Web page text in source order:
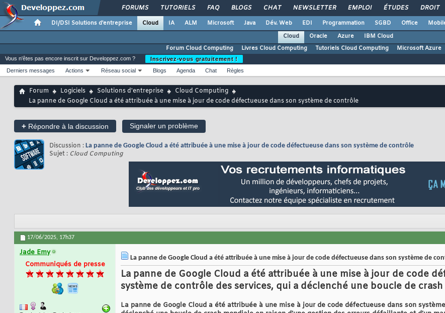
FORUMS TUTORIELS FAQ BLOGS CHAT NEWSLETTER EMPLOI ÉTUDES DROIT
DI/DSI Solutions d'entreprise Cloud IA ALM Microsoft Java Dév. Web EDI Programmation SGBD Office
Cloud
Oracle Azure
IBM Cloud
Forum Cloud Computing
Livres Cloud Computing Tutoriels Cloud Computing Microsoft Azure
Vous n'êtes pas encore inscrit sur Developpez.com ?
Inscrivez-vous gratuitement !
Derniers messages
Actions Réseau social Blogs Agenda Chat Règles
Forum Logiciels Solutions d'entreprise
Cloud Computing
La panne de Google Cloud a été attribuée à une mise à jour de code défectueuse dans son système de contrôle
+ Répondre à la discussion Signaler un problème
Discussion : La panne de Google Cloud a été attribuée à une mise à jour de code défectueuse dans son système de contrôle
Sujet : Cloud Computing
17/06/2025, 17h37
Jade Emy
Communiqués de presse
La panne de Google Cloud a été attribuée à une mise à jour de code défectueuse dans son système de
La panne de Google Cloud a été attribuée à une mise à jour de code
système de contrôle des services, qui a déclenché une boucle de
La panne de Google Cloud a été attribuée à une mise à jour de code défectueuse dans son